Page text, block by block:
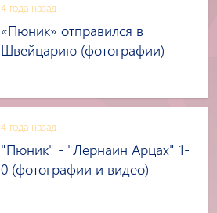
4 года назад
«Пюник» отправился в
Швейцарию (фотографии)
4 года назад
"Пюник" - "Лернаин Арцах" 1-
0 (фотографии и видео)